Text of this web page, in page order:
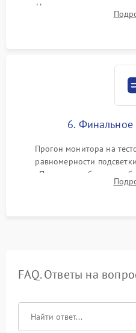
Надежное подключение
аккуратное защелкивание
6. Финальное
Прогон монитора на
равномерности
Проверка
DisplayPort, VGA) и кнопок
FAQ. Ответы на